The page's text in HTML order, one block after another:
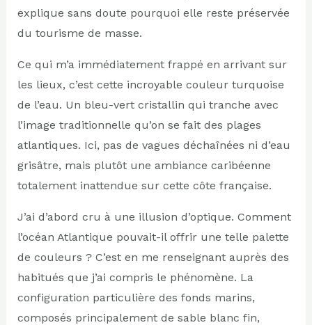
explique sans doute pourquoi elle reste préservée
du tourisme de masse.
Ce qui m’a immédiatement frappé en arrivant sur
les lieux, c’est cette incroyable couleur turquoise
de l’eau. Un bleu-vert cristallin qui tranche avec
l’image traditionnelle qu’on se fait des plages
atlantiques. Ici, pas de vagues déchaînées ni d’eau
grisâtre, mais plutôt une ambiance caribéenne
totalement inattendue sur cette côte française.
J’ai d’abord cru à une illusion d’optique. Comment
l’océan Atlantique pouvait-il offrir une telle palette
de couleurs ? C’est en me renseignant auprès des
habitués que j’ai compris le phénomène. La
configuration particulière des fonds marins,
composés principalement de sable blanc fin,